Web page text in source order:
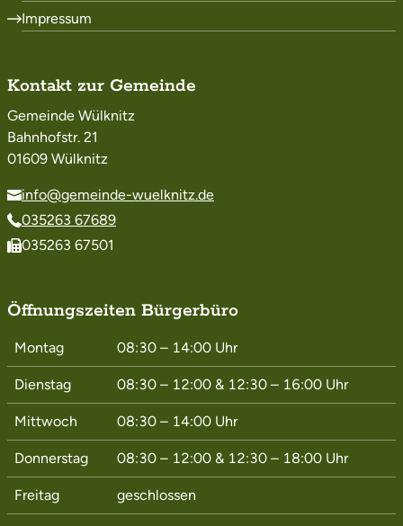
Impressum
Kontakt zur Gemeinde
Gemeinde Wülknitz
Bahnhofstr. 21
01609 Wülknitz
info@gemeinde-wuelknitz.de
035263 67689
035263 67501
Öffnungszeiten Bürgerbüro
Montag 08:30 – 14:00 Uhr
Dienstag 08:30 – 12:00 & 12:30 – 16:00 Uhr
Mittwoch 08:30 – 14:00 Uhr
Donnerstag 08:30 – 12:00 & 12:30 – 18:00 Uhr
Freitag geschlossen